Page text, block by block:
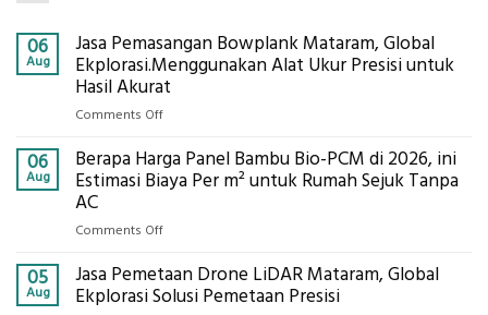
06
Aug
Jasa Pemasangan Bowplank Mataram, Global
Ekplorasi.Menggunakan Alat Ukur Presisi untuk
Hasil Akurat
Comments Offon
Pemasangan
Bowplank
Ukur
Presisi
06
Aug
Berapa Harga Panel Bambu Bio-PCM di 2026, ini
Estimasi Biaya Per m² untuk Rumah Sejuk Tanpa
AC
Comments Offon
Harga
Panel
05
Aug
Jasa Pemetaan Drone LiDAR Mataram, Global
Ekplorasi Solusi Pemetaan Presisi